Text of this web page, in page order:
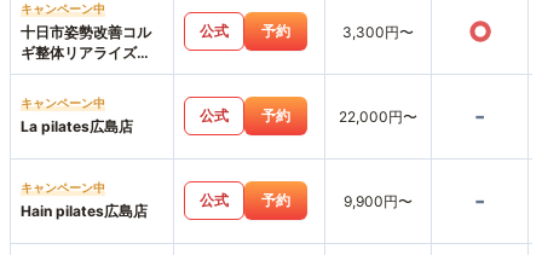
キャンペーン中
十日市姿勢改善コル
ギ整体リアライズ
【パーソナルジムリ
アライズ】LIARAISE
公式 予約 3,300円〜 ○
キャンペーン中
La pilates広島店
公式 予約 22,000円〜 -
キャンペーン中
Hain pilates広島店
公式 予約 9,900円〜 -